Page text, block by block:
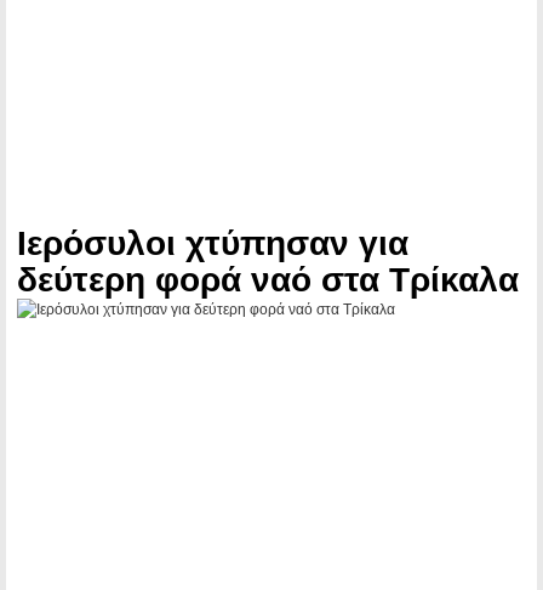
Ιερόσυλοι χτύπησαν για
δεύτερη φορά ναό στα Τρίκαλα